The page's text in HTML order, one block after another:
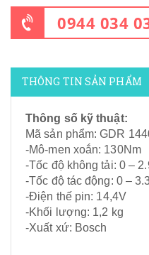
0944 034
THÔNG TIN SẢN PHẨM
Thông số kỹ thuật:
Mã sản phẩm: GDR
-Mô-men xoắn: 130Nm
-Tốc độ không tải: 0 –
-Tốc độ tác động: 0 –
-Điện thế pin: 14,4V
-Khối lượng: 1,2 kg
-Xuất xứ: Bosch